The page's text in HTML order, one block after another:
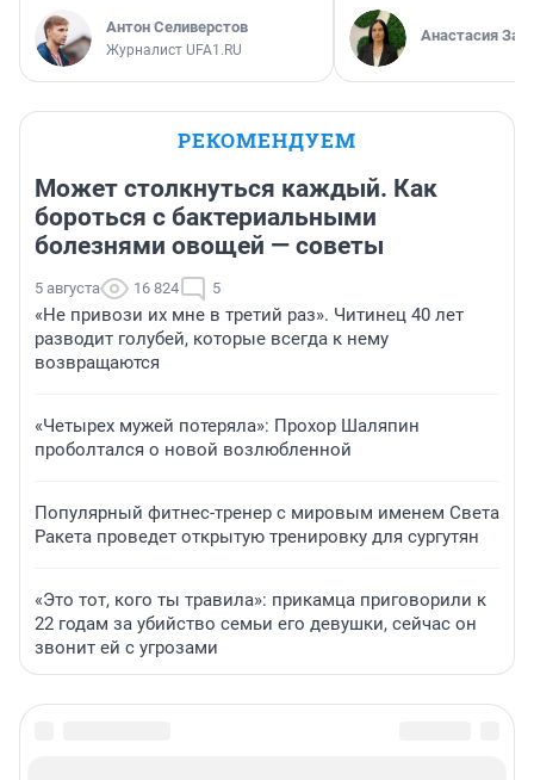
Антон Селиверстов
Журналист UFA1.RU
Анастасия
РЕКОМЕНДУЕМ
Может столкнуться каждый. Как
бороться с бактериальными
болезнями овощей — советы
5 августа 16 824 5
«Не привози их мне в третий раз». Читинец 40 лет
разводит голубей, которые всегда к нему
возвращаются
«Четырех мужей потеряла»: Прохор Шаляпин
проболтался о новой возлюбленной
Популярный фитнес-тренер с мировым именем Света
Ракета проведет открытую тренировку для сургутян
«Это тот, кого ты травила»: прикамца приговорили к
22 годам за убийство семьи его девушки, сейчас он
звонит ей с угрозами